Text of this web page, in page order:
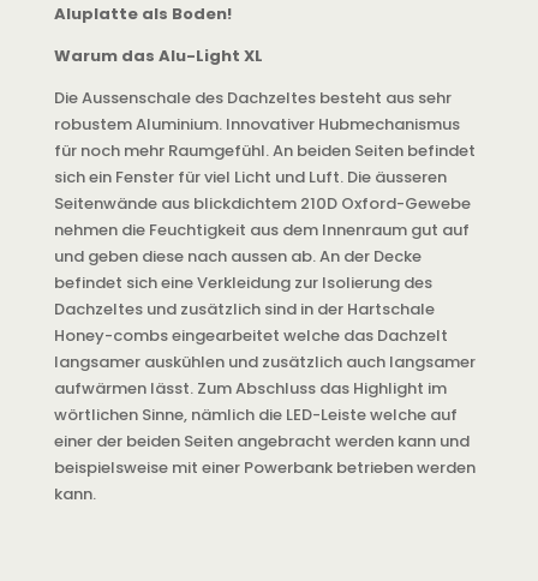
Aluplatte als Boden!
Warum das Alu-Light XL
Die Aussenschale des Dachzeltes besteht aus sehr
robustem Aluminium. Innovativer Hubmechanismus
für noch mehr Raumgefühl. An beiden Seiten befindet
sich ein Fenster für viel Licht und Luft. Die äusseren
Seitenwände aus blickdichtem 210D Oxford-Gewebe
nehmen die Feuchtigkeit aus dem Innenraum gut auf
und geben diese nach aussen ab. An der Decke
befindet sich eine Verkleidung zur Isolierung des
Dachzeltes und zusätzlich sind in der Hartschale
Honey-combs eingearbeitet welche das Dachzelt
langsamer auskühlen und zusätzlich auch langsamer
aufwärmen lässt. Zum Abschluss das Highlight im
wörtlichen Sinne, nämlich die LED-Leiste welche auf
einer der beiden Seiten angebracht werden kann und
beispielsweise mit einer Powerbank betrieben werden
kann.